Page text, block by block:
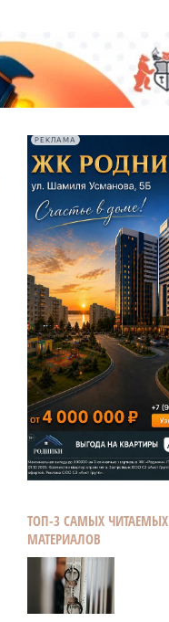
РЕКЛАМА
ТОП-3 САМЫХ ЧИТАЕМЫХ
МАТЕРИАЛОВ